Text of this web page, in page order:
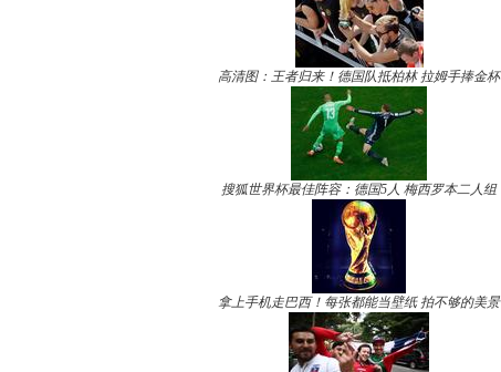
高清图：王者归来！德国队抵柏林 拉姆手捧金杯
搜狐世界杯最佳阵容：德国5人 梅西罗本二人组
拿上手机走巴西！每张都能当壁纸 拍不够的美景